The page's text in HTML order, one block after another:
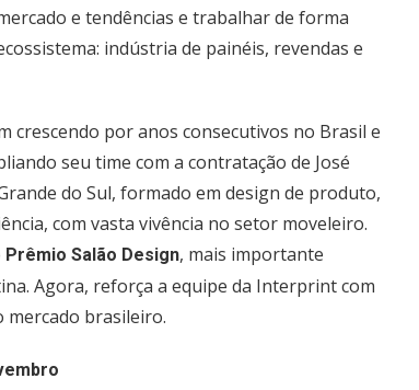
e tendências e trabalhar de forma
indústria de painéis, revendas e
crescendo por anos consecutivos no Brasil e
seu time com a contratação de José
do Sul, formado em design de produto,
com vasta vivência no setor moveleiro.
Prêmio Salão Design, mais importante
Agora, reforça a equipe da Interprint com
mercado brasileiro.